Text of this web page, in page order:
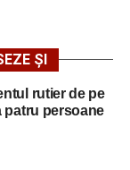
ȘI
rutier de pe
patru persoane